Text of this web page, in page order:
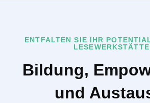
ENTFALTEN SIE IHR
Bildung,
und